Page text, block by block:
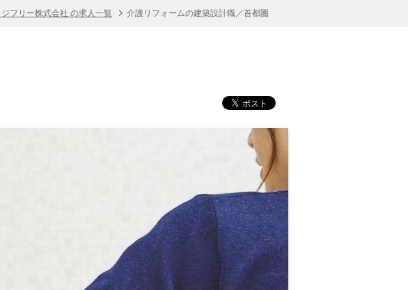
フリー株式会社 の求人一覧 介護リフォームの建築設計職／首都圏